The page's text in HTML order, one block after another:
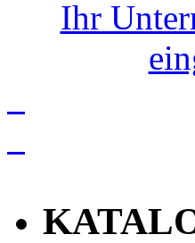
Ihr